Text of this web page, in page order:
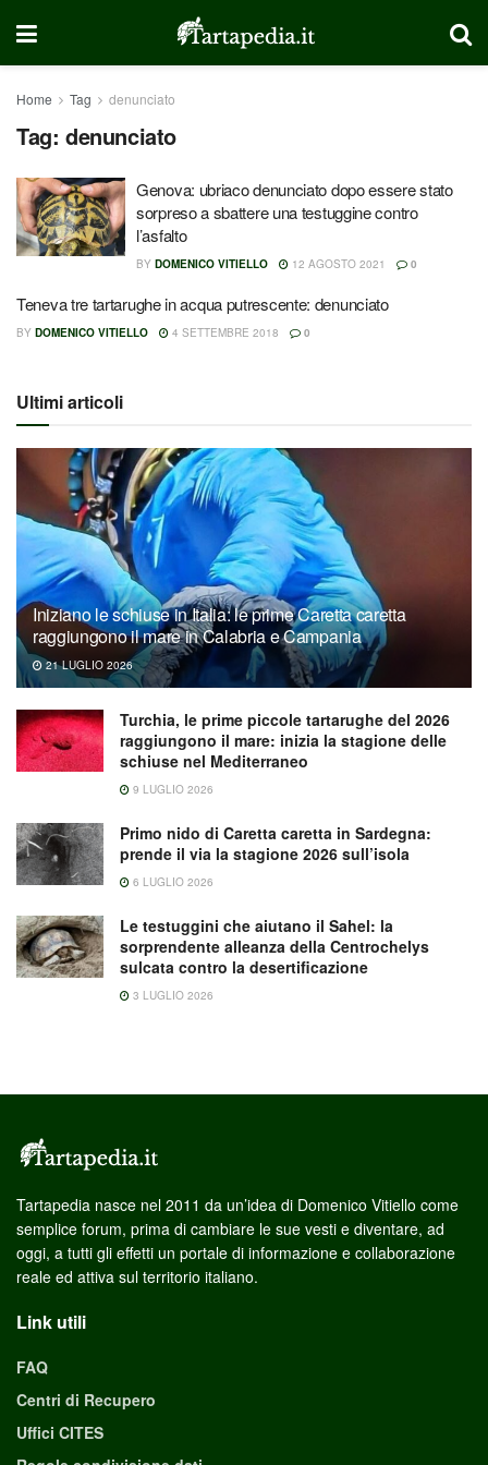
Home Tag denunciato
Tag: denunciato
Genova: ubriaco denunciato dopo essere stato
sorpreso a sbattere una testuggine contro
l’asfalto
BY DOMENICO VITIELLO 12 AGOSTO 2021 0
Teneva tre tartarughe in acqua putrescente: denunciato
BY DOMENICO VITIELLO 4 SETTEMBRE 2018 0
Ultimi articoli
Iniziano le schiuse in Italia: le prime Caretta caretta
raggiungono il mare in Calabria e Campania
21 LUGLIO 2026
Turchia, le prime piccole tartarughe del 2026
raggiungono il mare: inizia la stagione delle
schiuse nel Mediterraneo
9 LUGLIO 2026
Primo nido di Caretta caretta in Sardegna:
prende il via la stagione 2026 sull’isola
6 LUGLIO 2026
Le testuggini che aiutano il Sahel: la
sorprendente alleanza della Centrochelys
sulcata contro la desertificazione
3 LUGLIO 2026
Tartapedia nasce nel 2011 da un’idea di Domenico Vitiello come
semplice forum, prima di cambiare le sue vesti e diventare, ad
oggi, a tutti gli effetti un portale di informazione e collaborazione
reale ed attiva sul territorio italiano.
Link utili
FAQ
Centri di Recupero
Uffici CITES